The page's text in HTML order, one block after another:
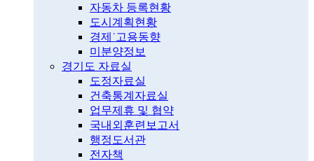
자동차 등록현황
도시계획현황
경제˙고용동향
미분양정보
경기도 자료실
도정자료실
건축통계자료실
업무제휴 및 협약
국내외훈련보고서
행정도서관
전자책